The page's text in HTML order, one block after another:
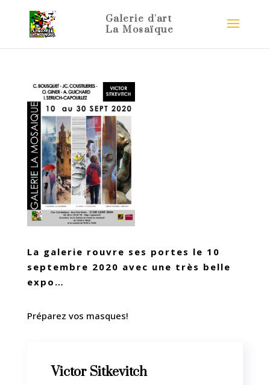
La galerie rouvre ses portes le 10
septembre 2020 avec une très belle
expo…
Préparez vos masques!
Victor Sitkevitch